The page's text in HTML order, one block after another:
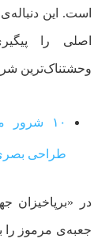
است. این
اصلی را
وحشتناک‌ترین
۱۰
طراحی بصری
جعبه‌ی مرموز را